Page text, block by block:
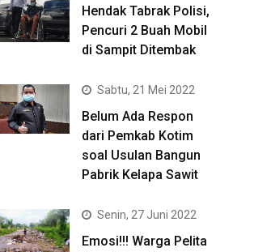
Hendak Tabrak Polisi,
Pencuri 2 Buah Mobil
di Sampit Ditembak
Sabtu, 21 Mei 2022
Belum Ada Respon
dari Pemkab Kotim
soal Usulan Bangun
Pabrik Kelapa Sawit
Senin, 27 Juni 2022
Emosi!!! Warga Pelita